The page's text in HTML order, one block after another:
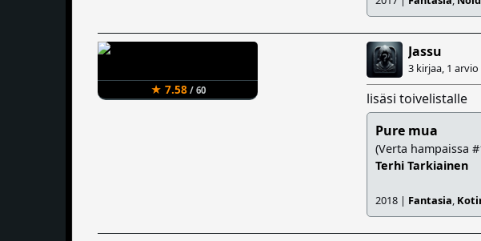
★ 7.58/ 60
Jassu
3 kirjaa, 1 arvio
lisäsi toivelistalle
Pure mua
(Verta hampaissa
Terhi Tarkiainen
2018 | Fantasia,